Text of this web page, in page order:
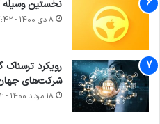
نخستین وسیله
8 دی 1400 - 7:42 ب.ظ
رویکرد ترسناک
شرکت‌های
18 مرداد 1400 - 7:42 ب.ظ
آماده
برای
کشف
توسط
ژاکت
ی سفر
مجازی
…
توسط
ژاکت
توسط